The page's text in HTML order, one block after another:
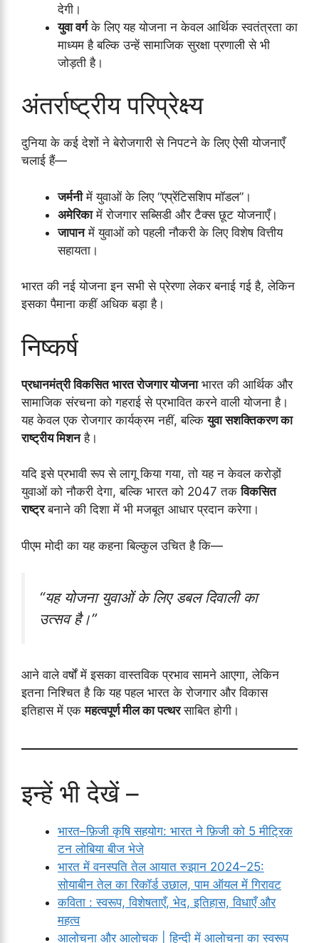
देगी।
युवा वर्गके लिए यह योजना न केवल आर्थिक स्वतंत्रता का
माध्यम है बल्कि उन्हें सामाजिक सुरक्षा प्रणाली से भी
जोड़ती है।
अंतर्राष्ट्रीय परिप्रेक्ष्य
दुनिया के कई देशों ने बेरोजगारी से निपटने के लिए ऐसी योजनाएँ
चलाई हैं—
जर्मनीमें युवाओं के लिए “एप्रेंटिसशिप मॉडल”।
अमेरिकामें रोजगार सब्सिडी और टैक्स छूट योजनाएँ।
जापानमें युवाओं को पहली नौकरी के लिए विशेष वित्तीय
सहायता।
भारत की नई योजना इन सभी से प्रेरणा लेकर बनाई गई है, लेकिन
इसका पैमाना कहीं अधिक बड़ा है।
निष्कर्ष
प्रधानमंत्री विकसित भारत रोजगार योजनाभारत की आर्थिक और
सामाजिक संरचना को गहराई से प्रभावित करने वाली योजना है।
यह केवल एक रोजगार कार्यक्रम नहीं, बल्कियुवा सशक्तिकरण का
राष्ट्रीय मिशनहै।
यदि इसे प्रभावी रूप से लागू किया गया, तो यह न केवल करोड़ों
युवाओं को नौकरी देगा, बल्कि भारत को 2047 तकविकसित
राष्ट्रबनाने की दिशा में भी मजबूत आधार प्रदान करेगा।
पीएम मोदी का यह कहना बिल्कुल उचित है कि—
“यह योजना युवाओं के लिए डबल दिवाली का
उत्सव है।”
आने वाले वर्षों में इसका वास्तविक प्रभाव सामने आएगा, लेकिन
इतना निश्चित है कि यह पहल भारत के रोजगार और विकास
इतिहास में एकमहत्वपूर्ण मील का पत्थरसाबित होगी।
इन्हें भी देखें –
भारत–फ़िजी कृषि सहयोग: भारत ने फ़िजी को 5 मीट्रिक
टन लोबिया बीज भेजे
भारत में वनस्पति तेल आयात रुझान 2024–25:
सोयाबीन तेल का रिकॉर्ड उछाल, पाम ऑयल में गिरावट
कविता : स्वरूप, विशेषताएँ, भेद, इतिहास, विधाएँ और
महत्व
आलोचना और आलोचक | हिन्दी में आलोचना का स्वरूप